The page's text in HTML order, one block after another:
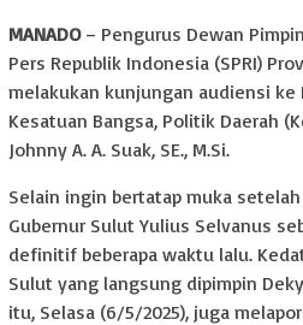
MANADO– Pengurus Dewan
Pers Republik Indonesia (SPRI)
melakukan kunjungan audiensi ke
Kesatuan Bangsa, Politik Daerah
Johnny A. A. Suak, SE., M.Si.
Selain ingin bertatap muka
Gubernur Sulut Yulius Selvanus
definitif beberapa waktu lalu.
Sulut yang langsung dipimpin
itu, Selasa (6/5/2025), juga